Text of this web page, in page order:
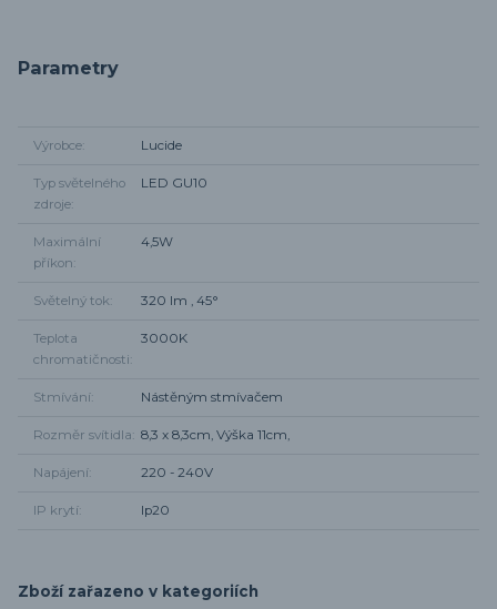
Parametry
Výrobce Lucide
Typ světelného
zdroje
LED GU10
Maximální
příkon
4,5W
Světelný tok 320 lm , 45°
Teplota
chromatičnosti
3000K
Stmívání Nástěným stmívačem
Rozměr svítidla 8,3 x 8,3cm, Výška 11cm,
Napájení 220 - 240V
IP krytí Ip20
Zboží zařazeno v kategoriích